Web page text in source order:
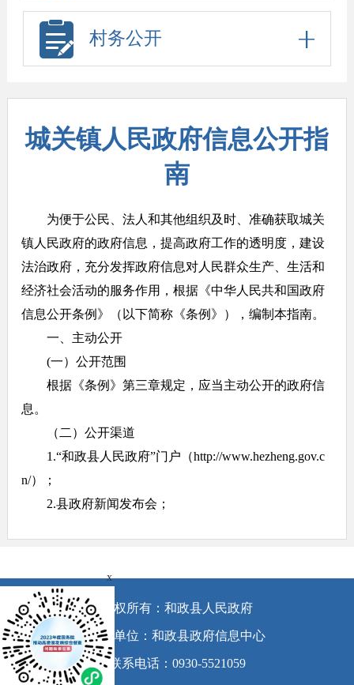
村务公开
城关镇人民政府信息公开指
南
为便于公民、法人和其他组织及时、准确获取城关
镇人民政府的政府信息，提高政府工作的透明度，建设
法治政府，充分发挥政府信息对人民群众生产、生活和
经济社会活动的服务作用，根据《中华人民共和国政府
信息公开条例》（以下简称《条例》），编制本指南。
一、主动公开
(一）公开范围
根据《条例》第三章规定，应当主动公开的政府信
息。
（二）公开渠道
1.“和政县人民政府”门户（http://www.hezheng.gov.c
n/）；
2.县政府新闻发布会；
（三）公开时限
属于主动公开范围的政府信息，自该信息形成或者
变更之日起20个工作日内予以公开。法律、法规对政府
信息公开的期限另有规定的，从其规定。
二、依申请公开
版权所有：和政县人民政府
承办单位：和政县政府信息中心
联系电话：0930-5521059
x